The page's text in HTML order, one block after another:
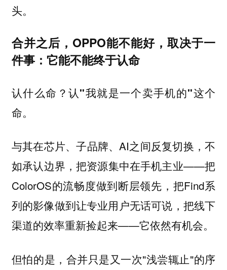
头。
合并之后，OPPO能不能好，取决于一
件事：它能不能终于认命
认什么命？认"我就是一个卖手机的"这个
命。
与其在芯片、子品牌、AI之间反复切换，不
如承认边界，把资源集中在手机主业——把
ColorOS的流畅度做到断层领先，把Find系
列的影像做到让专业用户无话可说，把线下
渠道的效率重新捡起来——它依然有机会。
但怕的是，合并只是又一次"浅尝辄止"的序